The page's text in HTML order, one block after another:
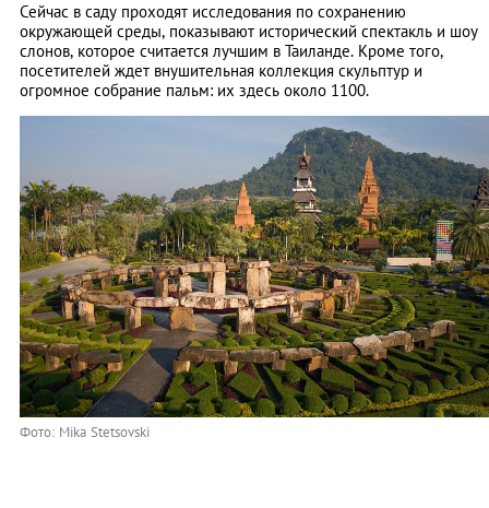
Сейчас в саду проходят исследования по сохранению
окружающей среды, показывают исторический спектакль и шоу
слонов, которое считается лучшим в Таиланде. Кроме того,
посетителей ждет внушительная коллекция скульптур и
огромное собрание пальм: их здесь около 1100.
Фото: Mika Stetsovski